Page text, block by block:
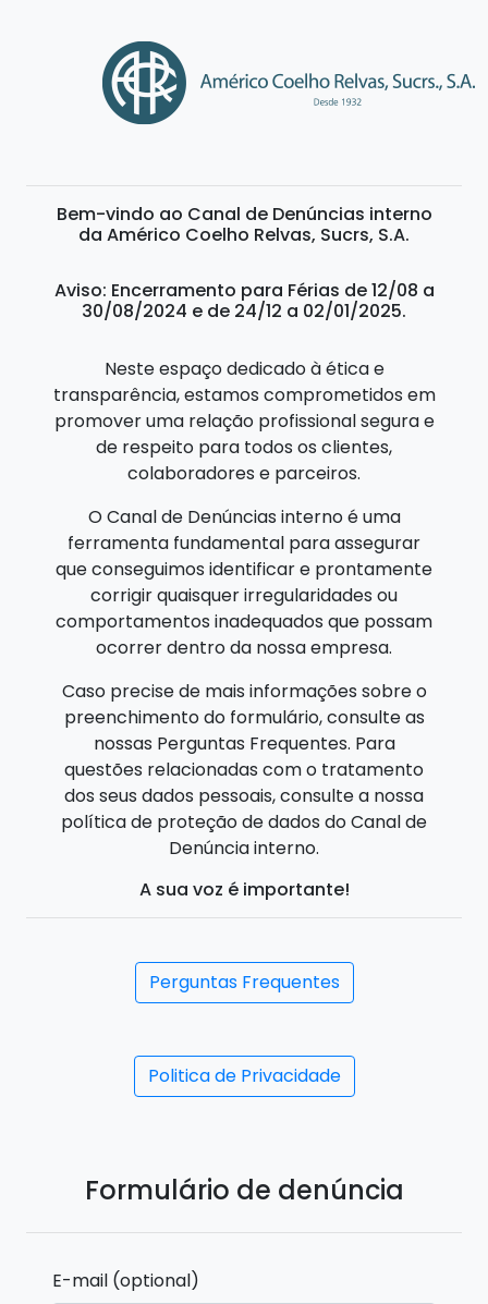
Bem-vindo ao Canal de Denúncias interno
da Américo Coelho Relvas, Sucrs, S.A.
Aviso: Encerramento para Férias de 12/08 a
30/08/2024 e de 24/12 a 02/01/2025.
Neste espaço dedicado à ética e
transparência, estamos comprometidos em
promover uma relação profissional segura e
de respeito para todos os clientes,
colaboradores e parceiros.
O Canal de Denúncias interno é uma
ferramenta fundamental para assegurar
que conseguimos identificar e prontamente
corrigir quaisquer irregularidades ou
comportamentos inadequados que possam
ocorrer dentro da nossa empresa.
Caso precise de mais informações sobre o
preenchimento do formulário, consulte as
nossas Perguntas Frequentes. Para
questões relacionadas com o tratamento
dos seus dados pessoais, consulte a nossa
política de proteção de dados do Canal de
Denúncia interno.
A sua voz é importante!
Perguntas Frequentes
Politica de Privacidade
Formulário de denúncia
E-mail (optional)